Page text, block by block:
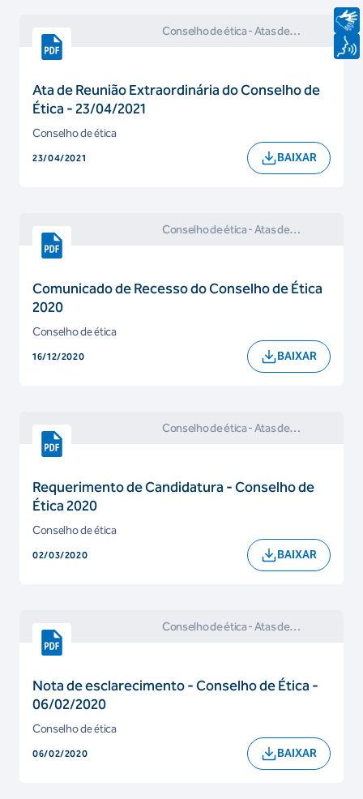
Conselho de ética- Atas de
Ata de Reunião Extraordinária do Conselho de
Ética - 23/04/2021
Conselho de ética
23/04/2021 BAIXAR
Conselho de ética- Atas de
Comunicado de Recesso do Conselho de Ética
2020
Conselho de ética
16/12/2020 BAIXAR
Conselho de ética- Atas de
Requerimento de Candidatura - Conselho de
Ética 2020
Conselho de ética
02/03/2020 BAIXAR
Conselho de ética- Atas de
Nota de esclarecimento - Conselho de Ética -
06/02/2020
Conselho de ética
06/02/2020 BAIXAR